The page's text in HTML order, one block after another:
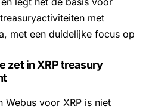
met
met een duidelijke focus op
zet in XRP treasury
Webus voor XRP is niet